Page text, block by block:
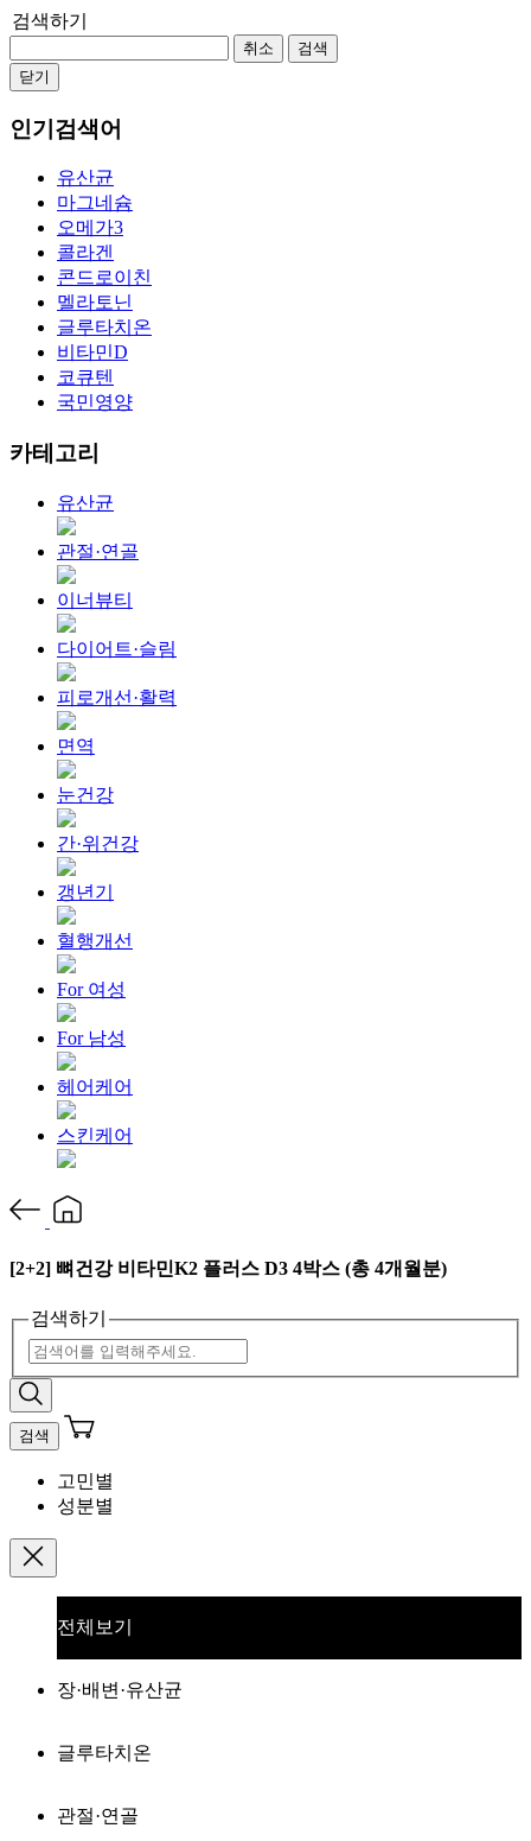
검색하기
취소
검색
닫기
인기검색어
유산균
마그네슘
오메가3
콜라겐
콘드로이친
멜라토닌
글루타치온
비타민D
코큐텐
국민영양
카테고리
유산균
관절·연골
이너뷰티
다이어트·슬림
피로개선·활력
면역
눈건강
간·위건강
갱년기
혈행개선
For 여성
For 남성
헤어케어
스킨케어
[2+2] 뼈건강 비타민K2 플러스 D3 4박스 (총 4개월분)
검색하기
검색
고민별
성분별
전체보기
장·배변·유산균
글루타치온
관절·연골